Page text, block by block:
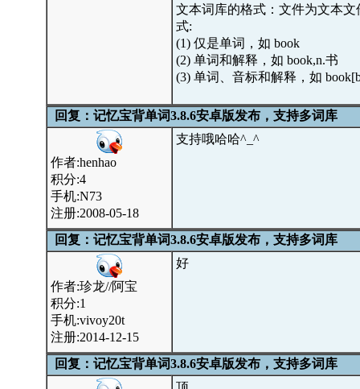
文本词库的格式：文件为文本
式:
(1) 仅是单词，如 book
(2) 单词和解释，如 book,n.书
(3) 单词、音标和解释，如
回复：记忆宝背单词3.8.6安卓版发布，支持多词库
作者:henhao
积分:4
手机:N73
注册:2008-05-18
支持哦哈哈^_^
回复：记忆宝背单词3.8.6安卓版发布，支持多词库
作者:珍龙//阿宝
积分:1
手机:vivoy20t
注册:2014-12-15
好
回复：记忆宝背单词3.8.6安卓版发布，支持多词库